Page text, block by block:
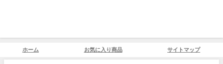
ホーム お気に入り商品 サイトマップ